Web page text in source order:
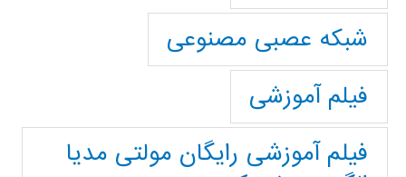
شبکه عصبی مصنوعی
فیلم آموزشی
فیلم آموزشی رایگان مولتی مدیا